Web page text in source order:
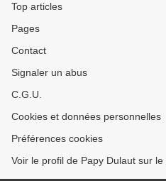
Top articles
Pages
Contact
Signaler un abus
C.G.U.
Cookies et données personnelles
Préférences cookies
Voir le profil de Papy Dulaut sur